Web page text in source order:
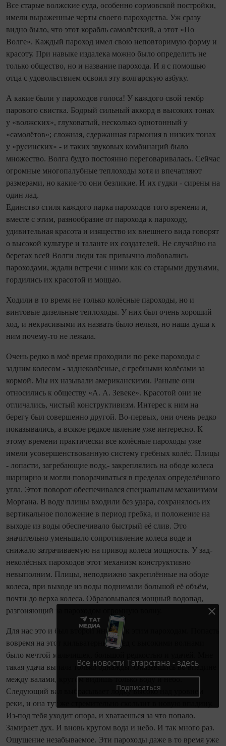
Все старые волжские суда, особенно сормовской постройки,
имели выраженные черты своего пароходства. Уж сразу
видно было, что этот корабль самолётский, а этот «По
Волге». Каждый пароход имел свою неповторимую форму и
красоту. При навыке издалека можно было определить не
только общество, но и название парохода. И я с помощью
отца с удовольствием освоил эту волгарскую азбуку.
А какие были у пароходов голоса! У каждого свой тембр
парового свистка. Бодрый сильный аккорд в высоких тонах
у «волжских», глуховатый, несколько однотонный у
«самолётов»; сложная, сдержанная гармония в низких тонах
у «русинских» - и таких звуковых комбинаций было
множество. Волга будто постоянно переговаривалась. Сейчас
огромные многопалубные теплоходы хотя и впечатляют
размерами, но какие‑то они безликие. И их гудки - сирены на
один лад.
Единство стиля каждого парка пароходов того времени и,
вместе с этим, разнообразие от парохода к пароходу,
удивительная красота и изящество их внешнего вида говорят
о высокой культуре и таланте их создателей. Не случайно на
берегах всей Волги люди так привычно любовались
пароходами, ждали встречи с ними как со старыми друзьями,
гордились их красотой и мощью.
Ходили в то время не только колёсные пароходы, но и
винтовые дизельные теплоходы. У них был очень хороший
ход, и некрасивыми их назвать было нельзя, но наша душа к
ним почему-то не лежала.
Очень редко в моё время проходили по реке пароходы с
задним колесом - заднеколёсные, с гребными колёсами за
кормой. Мы их называли американскими. Раньше они
относились к обществу «А. А. Зевеке». Красотой они не
отличались, чистый конструктивизм. Интерес к ним на
берегу был совершенно другой. Во-первых, они очень редко
показывались, а всякое редкое явление уже интересно. К
этому времени практически все колёсные пароходы уже
имели усовершенствованную систему гребных колёс. Плицы
- лопасти, загребающие воду,- закреплялись на ободе колеса
шарнирно и могли поворачиваться в пределах определённого
угла. Этот поворот обеспечивался специальным механизмом
Моргана. В воду плицы входили без удара, сохранялось их
вертикальное положение в период гребка, и положение на
выходе из воды обеспечивало быстрый её слив. Это
значительно уменьшало сопротивление колеса воде и
снижало затрачиваемую на привод колеса мощность. У зад­
неколёсных пароходов этот механизм конструктивно
невыполним. Плицы, неподвижно закреплённые на ободе
колеса, при выходе из воды поднимали большой её объём,
почти до верха колеса. Образовывался мощный водопад,
разгоняющий за пароходом огромную волну.
Для нас это и был второй интерес к этим пароходам. Попасть
вовремя на этот кильватерный след с высокими волнами
было мечтой мальчишек, большой редкостью и удачей. Мне
такая удача выпала только однажды. Оказавшись во впадине
между валами, кругом видишь только воду и небо.
Следующий вал выбрасывает лодку высоко над уровнем
реки, и она тут же стремительно скользит в новую впадину.
Из-под тебя уходит опора, и хватаешься за что попало.
Замирает дух. И вновь кругом вода и небо. И так много раз.
Ощущение незабываемое. Эти пароходы даже в то время уже
Все новости Татарстана - здесь
Подписаться